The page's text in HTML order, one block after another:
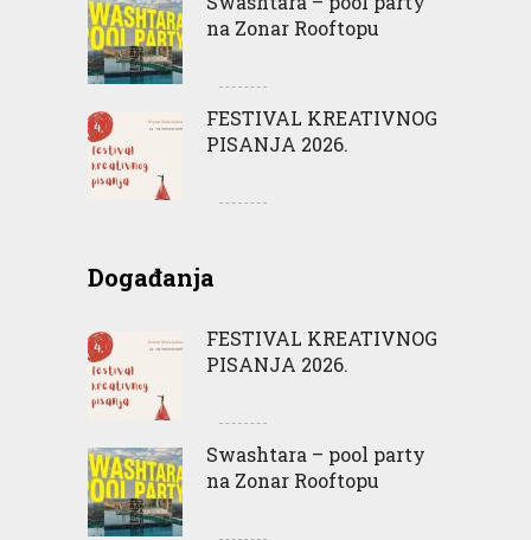
na Zonar Rooftopu
FESTIVAL KREATIVNOG
PISANJA 2026.
Događanja
FESTIVAL KREATIVNOG
PISANJA 2026.
Swashtara – pool party
na Zonar Rooftopu